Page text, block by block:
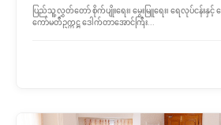
ပြည်သူ့လွှတ်တော် စိုက်ပျိုးရေး၊ မွေးမြူရေး၊ ရေလုပ်ငန်းနှ
ကော်မတီဥက္ကဋ္ဌ ဒေါက်တာအောင်ကြီး...